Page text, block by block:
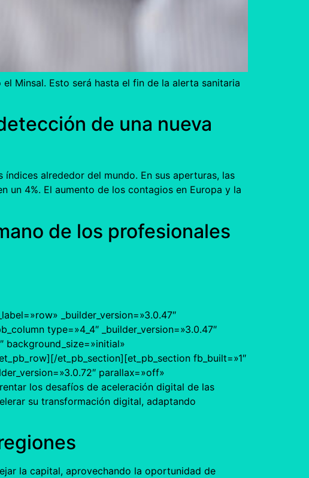
Minsal. Esto será hasta el fin de la alerta sanitaria
de una nueva
índices alrededor del mundo. En sus aperturas, las
un 4%. El aumento de los contagios en Europa y la
de los profesionales
_builder_version=»3.0.47″
type=»4_4″ _builder_version=»3.0.47″
background_size=»initial»
et_pb_section][et_pb_section fb_built=»1″
parallax=»off»
los desafíos de aceleración digital de las
su transformación digital, adaptando
la capital, aprovechando la oportunidad de